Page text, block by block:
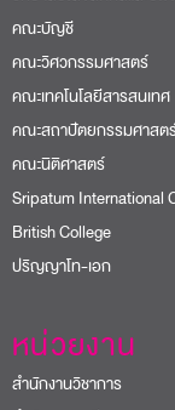
คณะบัญชี
คณะวิศวกรรมศาสตร์
คณะเทคโนโลยีสารสนเทศ
คณะสถาปัตยกรรมศาสต
คณะนิติศาสตร์
Sripatum International
British College
ปริญญาโท-เอก
หน่วยงาน
สำนักงานวิชาการ